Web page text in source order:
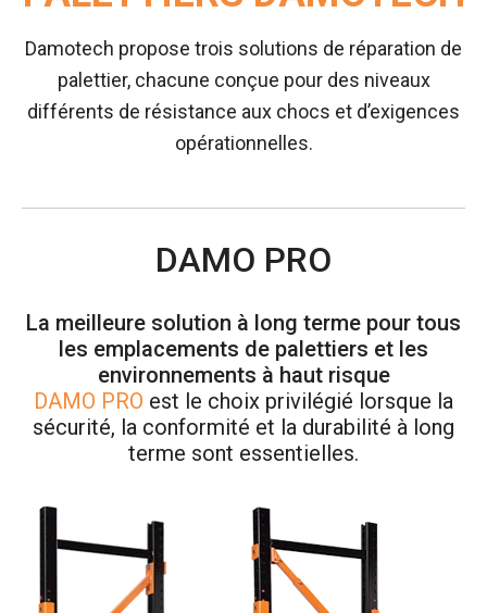
Damotech propose trois solutions de réparation de
palettier, chacune conçue pour des niveaux
différents de résistance aux chocs et d’exigences
opérationnelles.
DAMO PRO
La meilleure solution à long terme pour tous
les emplacements de palettiers et les
environnements à haut risque
DAMO PRO est le choix privilégié lorsque la
sécurité, la conformité et la durabilité à long
terme sont essentielles.